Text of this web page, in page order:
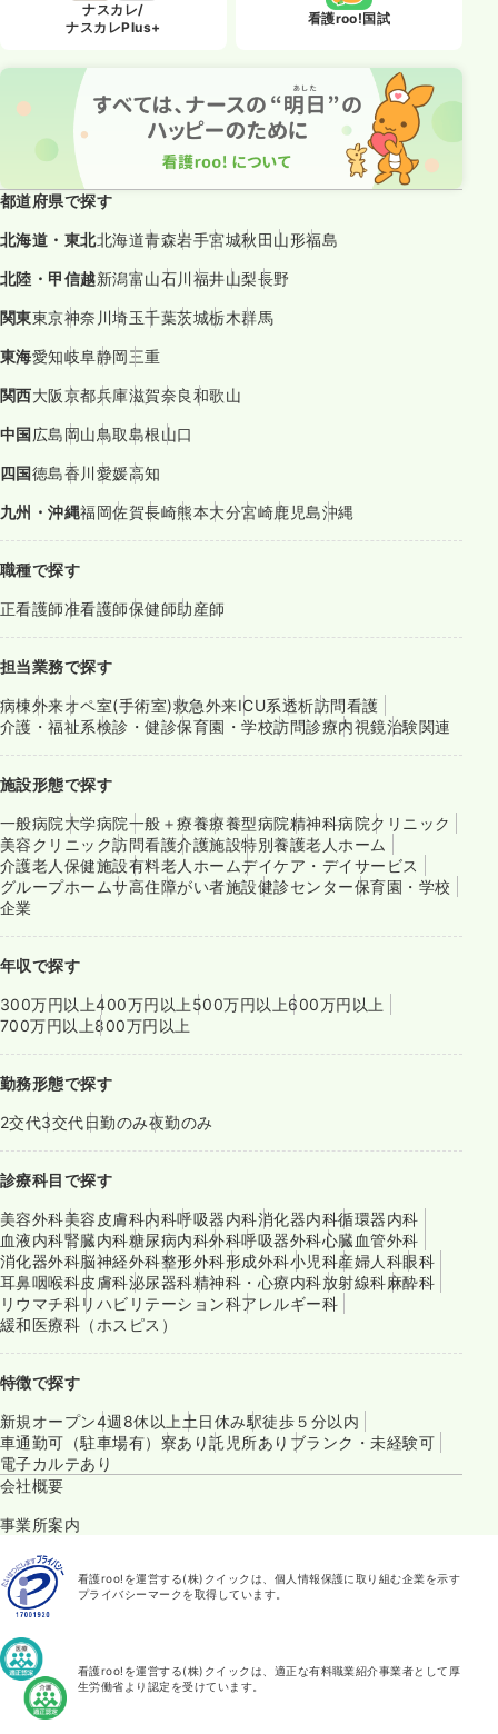
ナスカレ/
ナスカレPlus+
看護roo!国試
都道府県で探す
北海道・東北北海道青森岩手宮城秋田山形福島
北陸・甲信越新潟富山石川福井山梨長野
関東東京神奈川埼玉千葉茨城栃木群馬
東海愛知岐阜静岡三重
関西大阪京都兵庫滋賀奈良和歌山
中国広島岡山鳥取島根山口
四国徳島香川愛媛高知
九州・沖縄福岡佐賀長崎熊本大分宮崎鹿児島沖縄
職種で探す
正看護師准看護師保健師助産師
担当業務で探す
病棟外来オペ室(手術室)救急外来ICU系透析訪問看護
介護・福祉系検診・健診保育園・学校訪問診療内視鏡治験関連
施設形態で探す
一般病院大学病院一般＋療養療養型病院精神科病院クリニック
美容クリニック訪問看護介護施設特別養護老人ホーム
介護老人保健施設有料老人ホームデイケア・デイサービス
グループホームサ高住障がい者施設健診センター保育園・学校
企業
年収で探す
300万円以上400万円以上 500万円以上600万円以上
700万円以上800万円以上
勤務形態で探す
2交代3交代日勤のみ夜勤のみ
診療科目で探す
美容外科美容皮膚科内科呼吸器内科消化器内科循環器内科
血液内科腎臓内科糖尿病内科外科呼吸器外科心臓血管外科
消化器外科脳神経外科整形外科形成外科小児科産婦人科眼科
耳鼻咽喉科皮膚科泌尿器科精神科・心療内科放射線科麻酔科
リウマチ科リハビリテーション科アレルギー科
緩和医療科（ホスピス）
特徴で探す
新規オープン4週8休以上 土日休み駅徒歩５分以内
車通勤可（駐車場有） 寮あり託児所あり ブランク・未経験可
電子カルテあり
会社概要
事業所案内
看護roo!を運営する(株)クイックは、個人情報保護に取り組む企業を示す
プライバシーマークを取得しています。
看護roo!を運営する(株)クイックは、適正な有料職業紹介事業者として厚
生労働省より認定を受けています。